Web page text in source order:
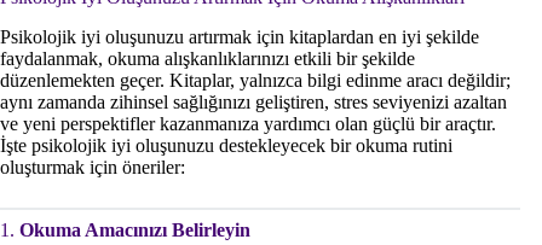
Psikolojik iyi oluşunuzu artırmak için kitaplardan en iyi şekilde
faydalanmak, okuma alışkanlıklarınızı etkili bir şekilde
düzenlemekten geçer. Kitaplar, yalnızca bilgi edinme aracı değildir;
aynı zamanda zihinsel sağlığınızı geliştiren, stres seviyenizi azaltan
ve yeni perspektifler kazanmanıza yardımcı olan güçlü bir araçtır.
İşte psikolojik iyi oluşunuzu destekleyecek bir okuma rutini
oluşturmak için öneriler:
1. Okuma Amacınızı Belirleyin